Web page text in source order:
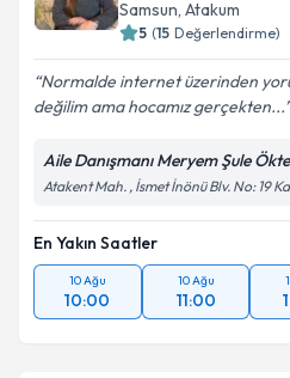
Samsun, Atakum
5 (15 Değerlendirme)
Normalde internet üzerinden
değilim ama hocamız gerçekten...
Aile Danışmanı Meryem Şule
Atakent Mah. , İsmet İnönü Blv. No: 19
En Yakın Saatler
10 Ağu
10:00
10 Ağu
11:00